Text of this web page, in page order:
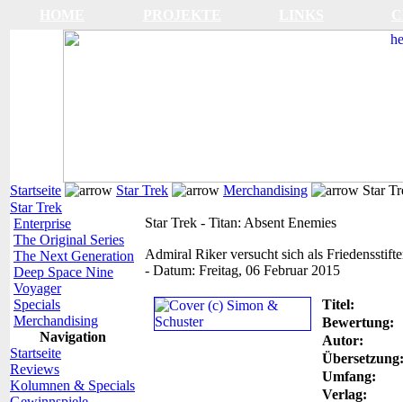
Startseite Star Trek Merchandising
Star
Star Trek
Enterprise
The Original Series
The Next Generation
Deep Space Nine
Voyager
Specials
Merchandising
Navigation
Startseite
Reviews
Kolumnen & Specials
Star Trek - Titan: Absent Enemies
Admiral Riker versucht sich als
- Datum: Freitag, 06 Februar 2015
Titel:
Bewertung:
Autor:
Übersetzung:
Umfang:
Verlag: